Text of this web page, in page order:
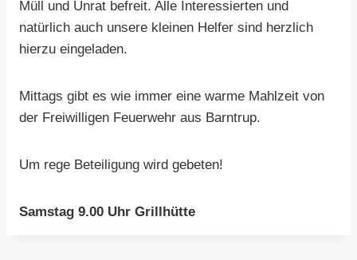
Müll und Unrat befreit. Alle Interessierten und
natürlich auch unsere kleinen Helfer sind herzlich
hierzu eingeladen.
Mittags gibt es wie immer eine warme Mahlzeit von
der Freiwilligen Feuerwehr aus Barntrup.
Um rege Beteiligung wird gebeten!
Samstag 9.00 Uhr Grillhütte